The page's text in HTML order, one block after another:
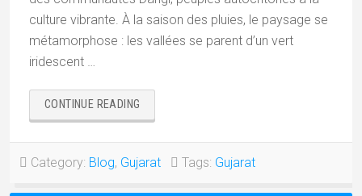
culture vibrante. À la saison des pluies, le paysage se
métamorphose : les vallées se parent d’un vert
iridescent …
CONTINUE READING
LES
MOUSSONS
Category: Blog, Gujarat Tags: Gujarat